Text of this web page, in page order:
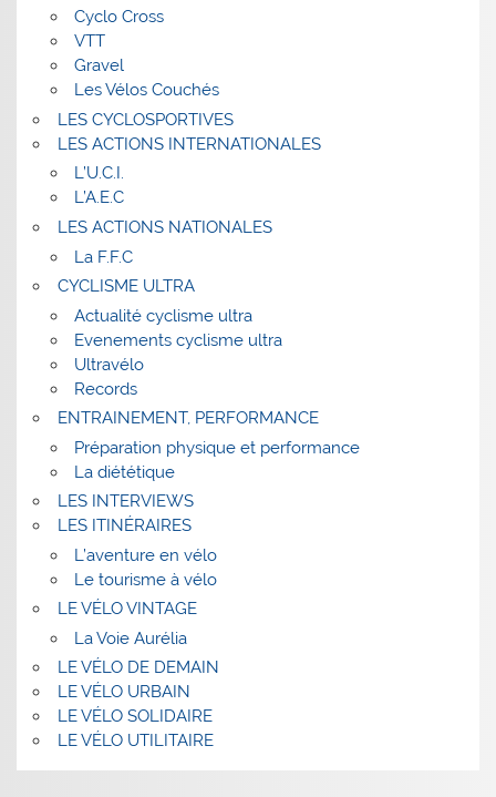
Cyclo Cross
VTT
Gravel
Les Vélos Couchés
LES CYCLOSPORTIVES
LES ACTIONS INTERNATIONALES
L’U.C.I.
L’A.E.C
LES ACTIONS NATIONALES
La F.F.C
CYCLISME ULTRA
Actualité cyclisme ultra
Evenements cyclisme ultra
Ultravélo
Records
ENTRAINEMENT, PERFORMANCE
Préparation physique et performance
La diététique
LES INTERVIEWS
LES ITINÉRAIRES
L’aventure en vélo
Le tourisme à vélo
LE VÉLO VINTAGE
La Voie Aurélia
LE VÉLO DE DEMAIN
LE VÉLO URBAIN
LE VÉLO SOLIDAIRE
LE VÉLO UTILITAIRE